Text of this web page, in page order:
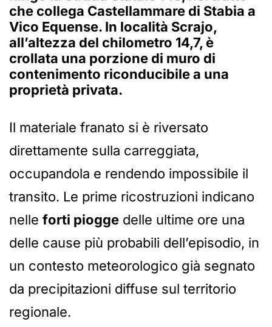
che collega Castellammare di Stabia a
Vico Equense. In località Scrajo,
all’altezza del chilometro 14,7, è
crollata una porzione di muro di
contenimento riconducibile a una
proprietà privata.
Il materiale franato si è riversato
direttamente sulla carreggiata,
occupandola e rendendo impossibile il
transito. Le prime ricostruzioni indicano
nelle forti piogge delle ultime ore una
delle cause più probabili dell’episodio, in
un contesto meteorologico già segnato
da precipitazioni diffuse sul territorio
regionale.